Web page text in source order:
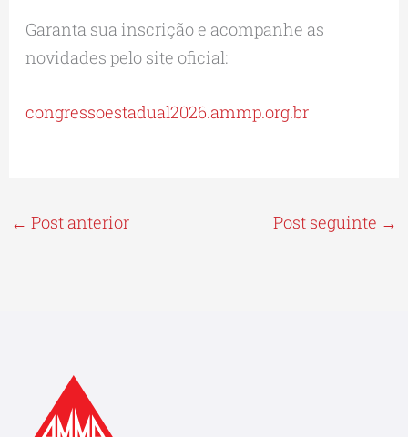
Garanta sua inscrição e acompanhe as
novidades pelo site oficial:
congressoestadual2026.ammp.org.br
← Post anterior Post seguinte →